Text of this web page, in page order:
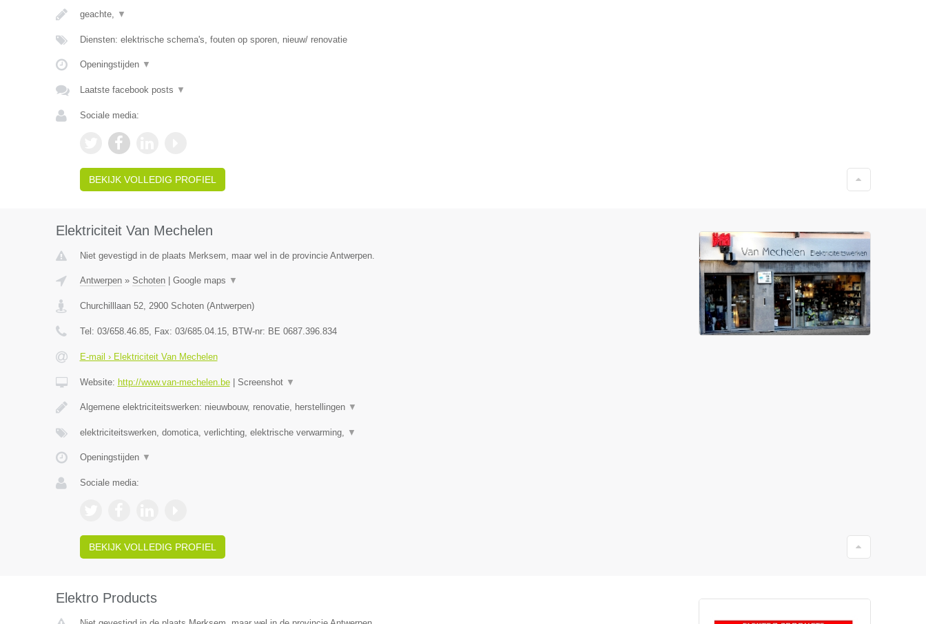
geachte, ▼
Diensten: elektrische schema's, fouten op sporen, nieuw/ renovatie
Openingstijden ▼
Laatste facebook posts ▼
Sociale media:
BEKIJK VOLLEDIG PROFIEL
Elektriciteit Van Mechelen
Niet gevestigd in de plaats Merksem, maar wel in de provincie Antwerpen.
Antwerpen» Schoten| Google maps ▼
Churchilllaan 52, 2900 Schoten(Antwerpen)
Tel: 03/658.46.85, Fax: 03/685.04.15, BTW-nr: BE 0687.396.834
E-mail › Elektriciteit Van Mechelen
Website: http://www.van-mechelen.be| Screenshot ▼
Algemene elektriciteitswerken: nieuwbouw, renovatie, herstellingen ▼
elektriciteitswerken, domotica, verlichting, elektrische verwarming, ▼
Openingstijden ▼
Sociale media:
BEKIJK VOLLEDIG PROFIEL
Elektro Products